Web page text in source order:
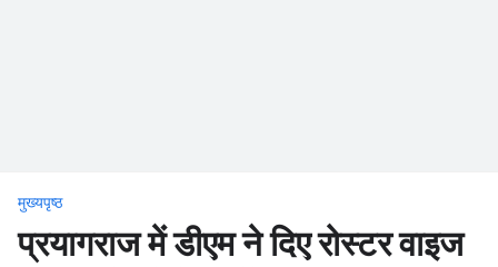
मुख्यपृष्ठ
प्रयागराज में डीएम ने दिए रोस्टर वाइज